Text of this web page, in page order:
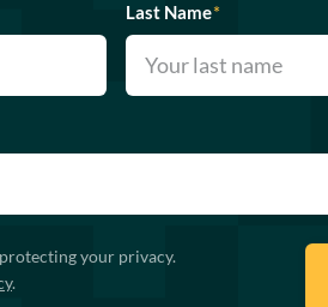
Last Name*
your privacy.
.